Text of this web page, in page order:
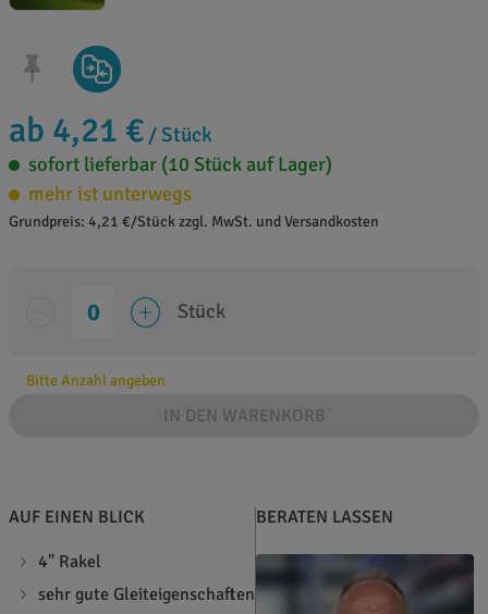
ab 4,21 € / Stück
sofort lieferbar (10 Stück auf Lager)
mehr ist unterwegs
Grundpreis: 4,21 €/Stück zzgl. MwSt. und Versandkosten
Stück
Bitte Anzahl angeben
IN DEN WARENKORB
AUF EINEN BLICK
4" Rakel
sehr gute Gleiteigenschaften
BERATEN LASSEN